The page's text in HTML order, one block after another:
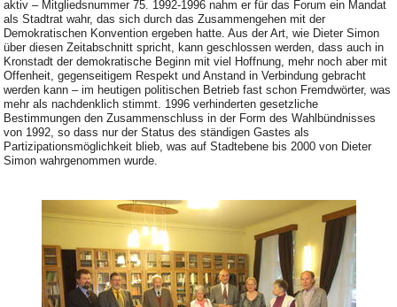
aktiv – Mitgliedsnummer 75. 1992-1996 nahm er für das Forum ein Mandat
als Stadtrat wahr, das sich durch das Zusammengehen mit der
Demokratischen Konvention ergeben hatte. Aus der Art, wie Dieter Simon
über diesen Zeitabschnitt spricht, kann geschlossen werden, dass auch in
Kronstadt der demokratische Beginn mit viel Hoffnung, mehr noch aber mit
Offenheit, gegenseitigem Respekt und Anstand in Verbindung gebracht
werden kann – im heutigen politischen Betrieb fast schon Fremdwörter, was
mehr als nachdenklich stimmt. 1996 verhinderten gesetzliche
Bestimmungen den Zusammenschluss in der Form des Wahlbündnisses
von 1992, so dass nur der Status des ständigen Gastes als
Partizipationsmöglichkeit blieb, was auf Stadtebene bis 2000 von Dieter
Simon wahrgenommen wurde.